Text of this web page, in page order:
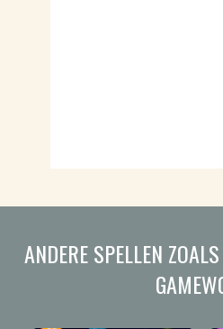
ANDERE SPELLEN